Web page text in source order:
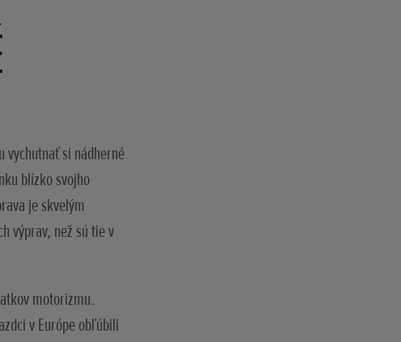
vychutnať si nádherné
blízko svojho
je skvelým
výprav, než sú tie v
motorizmu.
v Európe obľúbili